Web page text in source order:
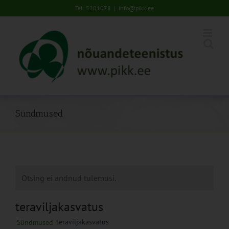
to
Tel: 5201078 | info@pikk.ee
Sündmused
Otsing ei andnud tulemusi.
teraviljakasvatus
Sündmused teraviljakasvatus